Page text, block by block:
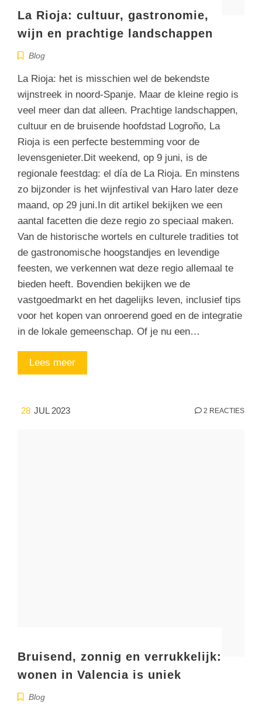
La Rioja: cultuur, gastronomie,
wijn en prachtige landschappen
Blog
La Rioja: het is misschien wel de bekendste
wijnstreek in noord-Spanje. Maar de kleine regio is
veel meer dan dat alleen. Prachtige landschappen,
cultuur en de bruisende hoofdstad Logroño, La
Rioja is een perfecte bestemming voor de
levensgenieter.Dit weekend, op 9 juni, is de
regionale feestdag: el día de La Rioja. En minstens
zo bijzonder is het wijnfestival van Haro later deze
maand, op 29 juni.In dit artikel bekijken we een
aantal facetten die deze regio zo speciaal maken.
Van de historische wortels en culturele tradities tot
de gastronomische hoogstandjes en levendige
feesten, we verkennen wat deze regio allemaal te
bieden heeft. Bovendien bekijken we de
vastgoedmarkt en het dagelijks leven, inclusief tips
voor het kopen van onroerend goed en de integratie
in de lokale gemeenschap. Of je nu een…
Lees meer
28 JUL 2023 2 REACTIES
Bruisend, zonnig en verrukkelijk:
wonen in Valencia is uniek
Blog